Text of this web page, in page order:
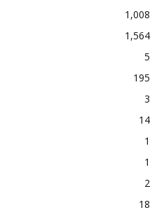
1,008
1,564
5
195
3
14
1
1
2
18